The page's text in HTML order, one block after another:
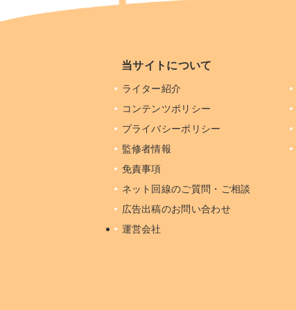
当サイトについて
ライター紹介
コンテンツポリシー
プライバシーポリシー
監修者情報
免責事項
ネット回線のご質問・ご相談
広告出稿のお問い合わせ
運営会社